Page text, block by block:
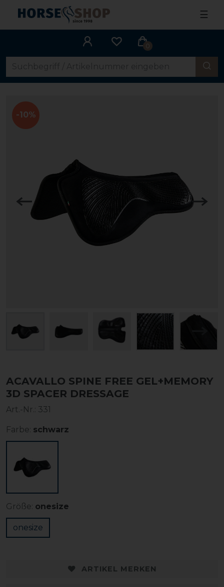
☰
0
-10%
ACAVALLO SPINE FREE GEL+MEMORY
3D SPACER DRESSAGE
Art.-Nr.: 331
Farbe: schwarz
Größe: onesize
onesize
ARTIKEL MERKEN